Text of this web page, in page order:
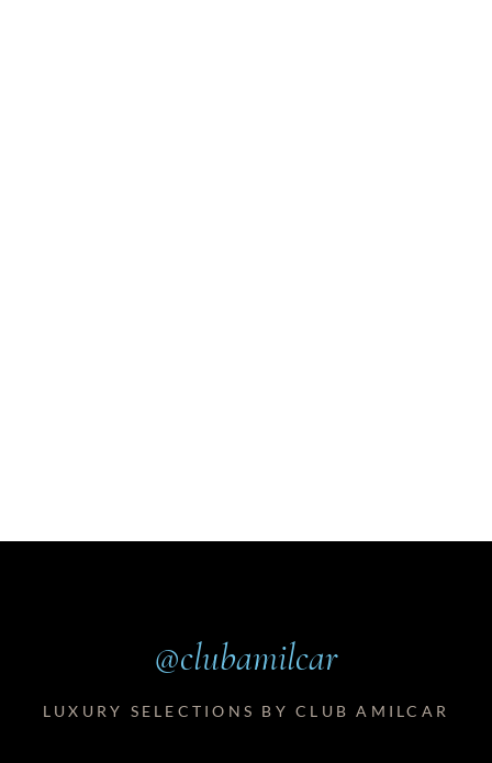
@clubamilcar
LUXURY SELECTIONS BY CLUB AMILCAR